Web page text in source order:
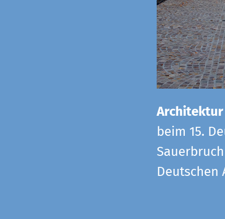
beim 15.